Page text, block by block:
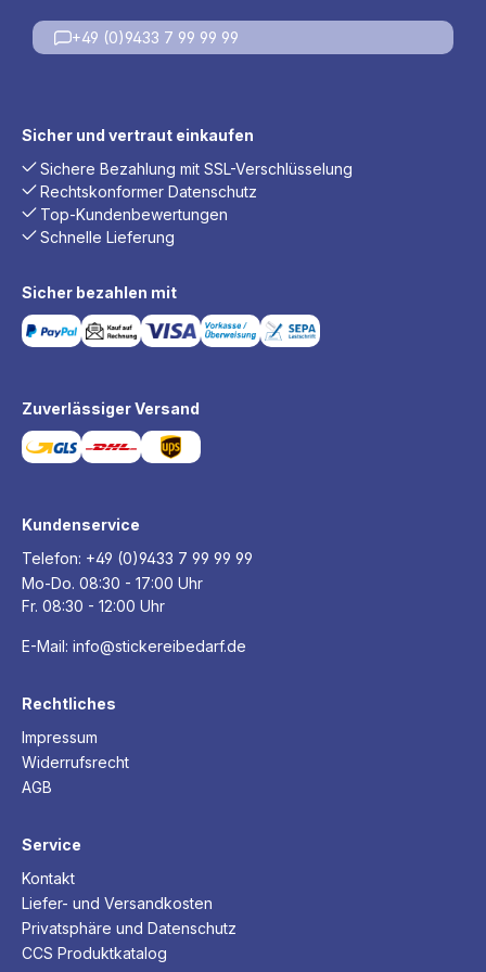
+49 (0)9433 7 99 99 99
Sicher und vertraut einkaufen
Sichere Bezahlung mit SSL-Verschlüsselung
Rechtskonformer Datenschutz
Top-Kundenbewertungen
Schnelle Lieferung
Sicher bezahlen mit
Zuverlässiger Versand
Kundenservice
Telefon: +49 (0)9433 7 99 99 99
Mo-Do. 08:30 - 17:00 Uhr
Fr. 08:30 - 12:00 Uhr
E-Mail: info@stickereibedarf.de
Rechtliches
Impressum
Widerrufsrecht
AGB
Service
Kontakt
Liefer- und Versandkosten
Privatsphäre und Datenschutz
CCS Produktkatalog